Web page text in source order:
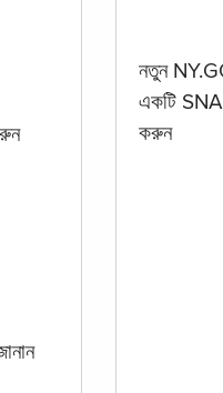
নতুন
একটি
করুন